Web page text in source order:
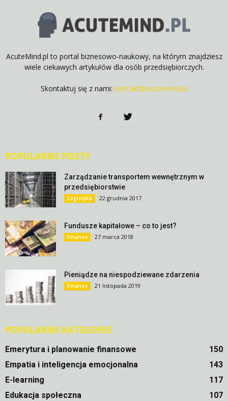
AcuteMind.pl to portal biznesowo-naukowy, na którym znajdziesz
wiele ciekawych artykułów dla osób przedsiębiorczych.
Skontaktuj się z nami: kontakt@acutemind.pl
POPULARNE POSTY
Zarządzanie transportem wewnętrznym w
przedsiębiorstwie
Logistyka 22 grudnia 2017
Fundusze kapitałowe – co to jest?
Finanse 27 marca 2018
Pieniądze na niespodziewane zdarzenia
Finanse 21 listopada 2019
POPULARNE KATEGORIE
Emerytura i planowanie finansowe
150
Empatia i inteligencja emocjonalna
143
E-learning
117
Edukacja społeczna
107